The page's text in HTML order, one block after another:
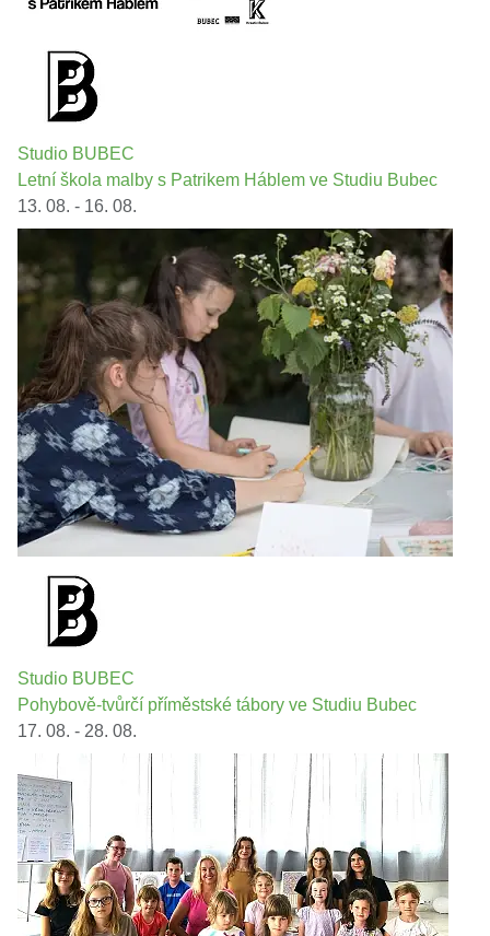
Studio BUBEC
Letní škola malby s Patrikem Háblem ve Studiu Bubec
13. 08. - 16. 08.
Studio BUBEC
Pohybově-tvůrčí příměstské tábory ve Studiu Bubec
17. 08. - 28. 08.